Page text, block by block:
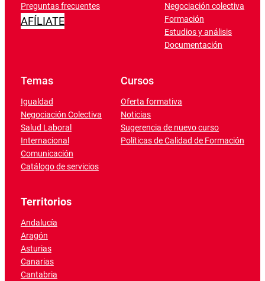
Preguntas frecuentes
AFÍLIATE
Negociación colectiva
Formación
Estudios y análisis
Documentación
Temas
Igualdad
Negociación Colectiva
Salud Laboral
Internacional
Comunicación
Catálogo de servicios
Cursos
Oferta formativa
Noticias
Sugerencia de nuevo curso
Políticas de Calidad de Formación
Territorios
Andalucía
Aragón
Asturias
Canarias
Cantabria